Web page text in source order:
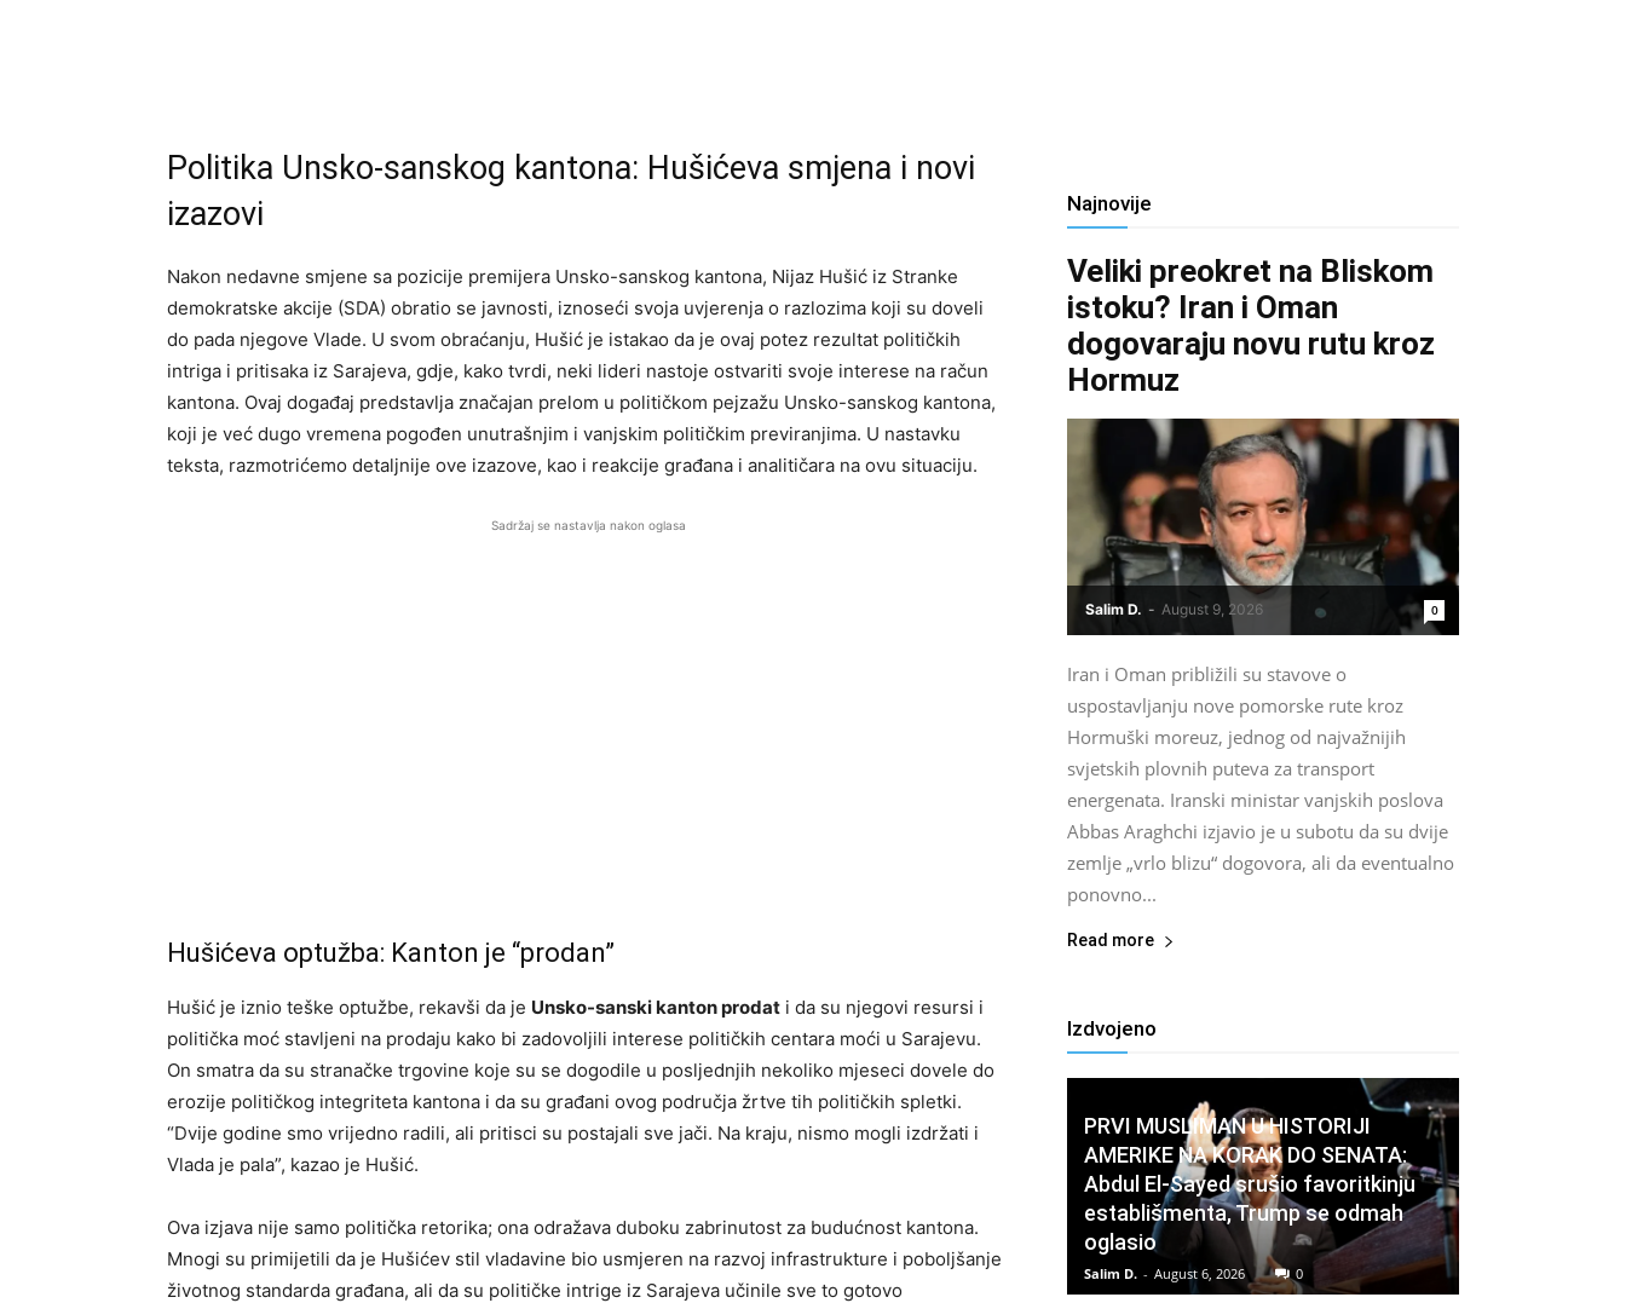
Politika Unsko-sanskog kantona: Hušićeva smjena i novi
izazovi
Nakon nedavne smjene sa pozicije premijera Unsko-sanskog kantona, Nijaz Hušić iz Stranke
demokratske akcije (SDA) obratio se javnosti, iznoseći svoja uvjerenja o razlozima koji su doveli
do pada njegove Vlade. U svom obraćanju, Hušić je istakao da je ovaj potez rezultat političkih
intriga i pritisaka iz Sarajeva, gdje, kako tvrdi, neki lideri nastoje ostvariti svoje interese na račun
kantona. Ovaj događaj predstavlja značajan prelom u političkom pejzažu Unsko-sanskog kantona,
koji je već dugo vremena pogođen unutrašnjim i vanjskim političkim previranjima. U nastavku
teksta, razmotrićemo detaljnije ove izazove, kao i reakcije građana i analitičara na ovu situaciju.
Sadržaj se nastavlja nakon oglasa
Hušićeva optužba: Kanton je “prodan”
Hušić je iznio teške optužbe, rekavši da je Unsko-sanski kanton prodat i da su njegovi resursi i
politička moć stavljeni na prodaju kako bi zadovoljili interese političkih centara moći u Sarajevu.
On smatra da su stranačke trgovine koje su se dogodile u posljednjih nekoliko mjeseci dovele do
erozije političkog integriteta kantona i da su građani ovog područja žrtve tih političkih spletki.
“Dvije godine smo vrijedno radili, ali pritisci su postajali sve jači. Na kraju, nismo mogli izdržati i
Vlada je pala”, kazao je Hušić.
Ova izjava nije samo politička retorika; ona odražava duboku zabrinutost za budućnost kantona.
Mnogi su primijetili da je Hušićev stil vladavine bio usmjeren na razvoj infrastrukture i poboljšanje
životnog standarda građana, ali da su političke intrige iz Sarajeva učinile sve to gotovo
Najnovije
Veliki preokret na Bliskom
istoku? Iran i Oman
dogovaraju novu rutu kroz
Hormuz
Salim D. - August 9, 2026 0
Iran i Oman približili su stavove o
uspostavljanju nove pomorske rute kroz
Hormuški moreuz, jednog od najvažnijih
svjetskih plovnih puteva za transport
energenata. Iranski ministar vanjskih poslova
Abbas Araghchi izjavio je u subotu da su dvije
zemlje „vrlo blizu“ dogovora, ali da eventualno
ponovno...
Read more
Izdvojeno
PRVI MUSLIMAN U HISTORIJI
AMERIKE NA KORAK DO SENATA:
Abdul El-Sayed srušio favoritkinju
establišmenta, Trump se odmah
oglasio
Salim D. - August 6, 2026 0